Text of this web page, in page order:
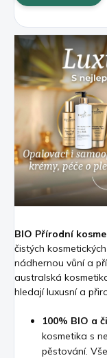
BIO Přírodní
čistých
nádhernou vůní a
australská
hledají luxusní a
100% BIO a
kosmetika s
pěstování.